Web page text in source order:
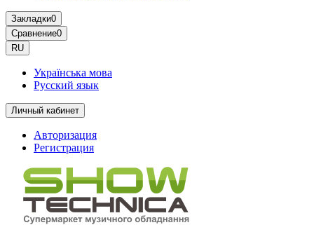
Закладки0
Сравнение0
RU
Українська мова
Русский язык
Личный кабинет
Авторизация
Регистрация